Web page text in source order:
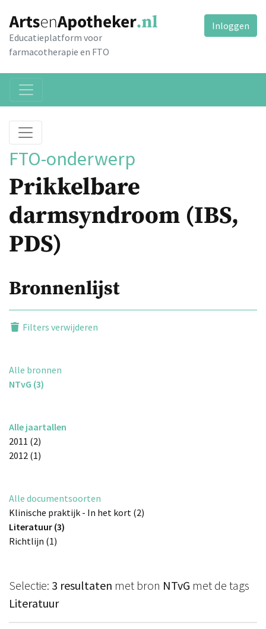
Educatieplatform voor
farmacotherapie en FTO
Inloggen
FTO-onderwerp
Prikkelbare
darmsyndroom (IBS,
PDS)
Bronnenlijst
Filters verwijderen
Alle bronnen
NTvG (3)
Alle jaartallen
2011 (2)
2012 (1)
Alle documentsoorten
Klinische praktijk - In het kort (2)
Literatuur (3)
Richtlijn (1)
Selectie: 3 resultaten met bron NTvG met de tags
Literatuur